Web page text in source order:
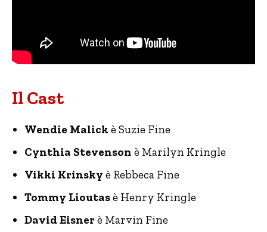
Il Cast
Wendie Malick è Suzie Fine
Cynthia Stevenson è Marilyn Kringle
Vikki Krinsky è Rebbeca Fine
Tommy Lioutasè Henry Kringle
David Eisnerè Marvin Fine